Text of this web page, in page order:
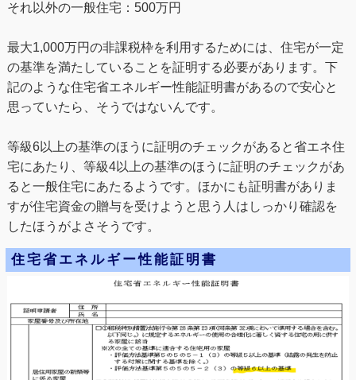
それ以外の一般住宅：500万円
最大1,000万円の非課税枠を利用するためには、住宅が一定
の基準を満たしていることを証明する必要があります。下
記のような住宅省エネルギー性能証明書があるので安心と
思っていたら、そうではないんです。
等級6以上の基準のほうに証明のチェックがあると省エネ住
宅にあたり、等級4以上の基準のほうに証明のチェックがあ
ると一般住宅にあたるようです。ほかにも証明書がありま
すが住宅資金の贈与を受けようと思う人はしっかり確認を
したほうがよさそうです。
住宅省エネルギー性能証明書